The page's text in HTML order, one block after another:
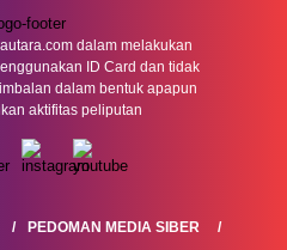
dalam melakukan
ID Card dan tidak
dalam bentuk apapun
aktifitas peliputan
PEDOMAN MEDIA SIBER